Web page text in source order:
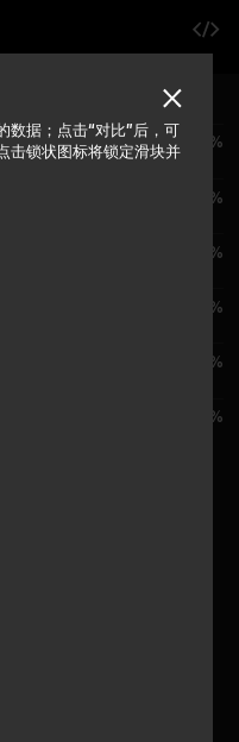
据；点击“对比”后，可
击锁状图标将锁定滑块并
23.8%
23.7%
19.6%
14.8%
11.0%
7.1%